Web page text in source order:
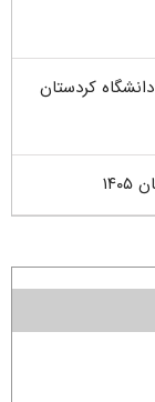
کردستان